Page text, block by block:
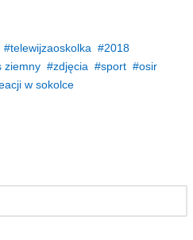
telewijzaoskolka
2018
ziemny zdjęcia sport
osir
w sokolce